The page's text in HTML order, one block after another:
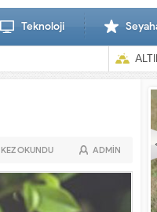
Teknoloji
KEZ OKUNDU ADMIN